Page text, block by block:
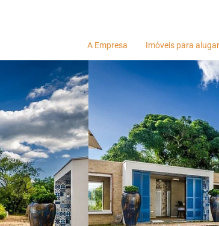
A Empresa Imóveis para alugar